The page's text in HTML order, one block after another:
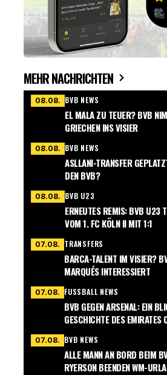
MEHR NACHRICHTEN
08.08. BVB NEWS
EL MALA ZU TEUER? BVB
GRIECHEN INS VISIER
08.08. BVB NEWS
ASLLANI-TRANSFER
DEN BVB?
08.08. BVB U23
ERNEUTES REMIS: BVB U23
VOM 1. FC KÖLN II MIT 1:1
07.08. TRANSFERS
BARCA-TALENT IM VISIER?
MARQUÉS INTERESSIERT
07.08. FUSSBALL NEWS
BVB GEGEN ARSENAL: EIN
GESCHICHTE DES EMIRATES
07.08. BVB NEWS
ALLE MANN AN BORD BEIM
RYERSON BEENDEN WM-